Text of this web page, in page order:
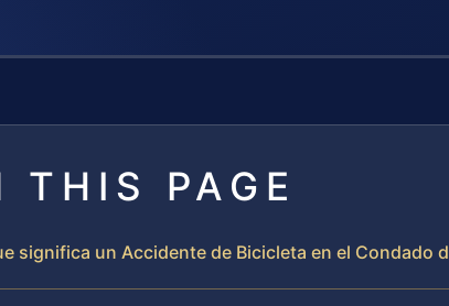
THIS PAGE
significa un Accidente de Bicicleta en el Condado